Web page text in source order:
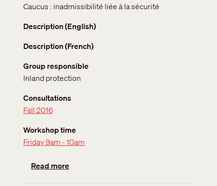
Caucus : inadmissibilité liée à la sécurité
Description (English)
Description (French)
Group responsible
Inland protection
Consultations
Fall 2016
Workshop time
Friday 9am - 10am
Read moreabout Caucus: Security inadmissibility